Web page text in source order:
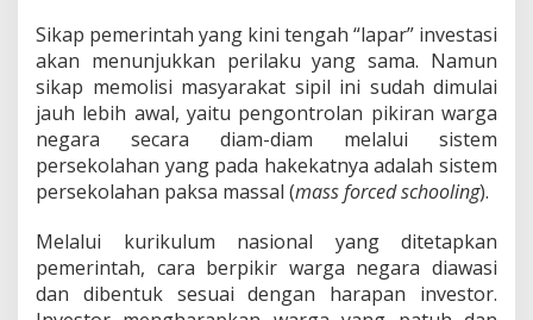
Sikap pemerintah yang kini tengah “lapar” investasi
akan menunjukkan perilaku yang sama. Namun
sikap memolisi masyarakat sipil ini sudah dimulai
jauh lebih awal, yaitu pengontrolan pikiran warga
negara secara diam-diam melalui sistem
persekolahan yang pada hakekatnya adalah sistem
persekolahan paksa massal (mass forced schooling).
Melalui kurikulum nasional yang ditetapkan
pemerintah, cara berpikir warga negara diawasi
dan dibentuk sesuai dengan harapan investor.